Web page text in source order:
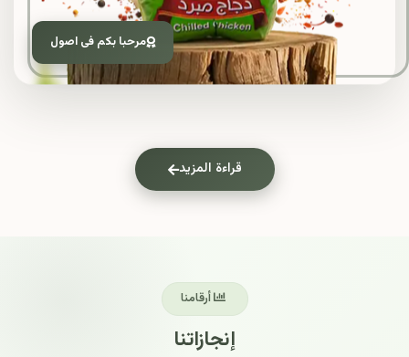
مرحبا بكم فى اصول
قراءة المزيد
أرقامنا
إنجازاتنا